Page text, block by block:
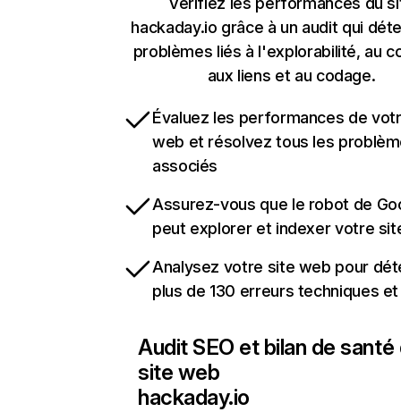
hackaday.io grâce à un audit qui
problèmes liés à l'explorabilité, au
aux liens et au codage.
Évaluez les performances de
web et résolvez tous les
associés
Assurez-vous que le robot de
peut explorer et indexer votre
Analysez votre site web pour
plus de 130 erreurs techniques et
Audit SEO et bilan de santé
site web
hackaday.io